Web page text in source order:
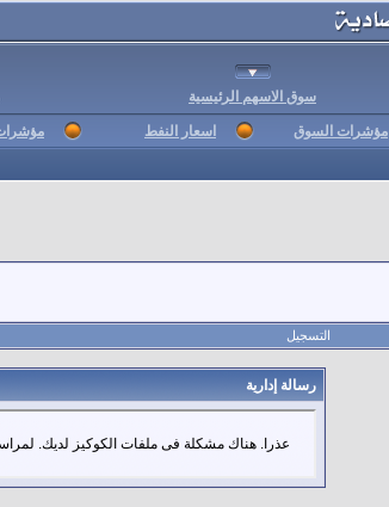
سوق الاسهم الرئيسية
مؤشرات السوق اسعار النفط
التسجيل
رسالة إدارية
عذرا. هناك مشكلة فى ملفات الكوكيز لديك.